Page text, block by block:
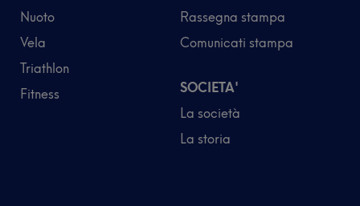
Nuoto
Vela
Triathlon
Fitness
Rassegna stampa
Comunicati stampa
SOCIETA'
La società
La storia